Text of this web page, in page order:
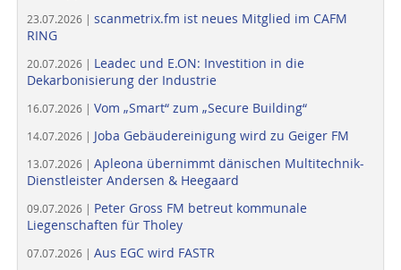
23.07.2026 | scanmetrix.fm ist neues Mitglied im CAFM
RING
20.07.2026 | Leadec und E.ON: Investition in die
Dekarbonisierung der Industrie
16.07.2026 | Vom „Smart“ zum „Secure Building“
14.07.2026 | Joba Gebäudereinigung wird zu Geiger FM
13.07.2026 | Apleona übernimmt dänischen Multitechnik-
Dienstleister Andersen & Heegaard
09.07.2026 | Peter Gross FM betreut kommunale
Liegenschaften für Tholey
07.07.2026 | Aus EGC wird FASTR